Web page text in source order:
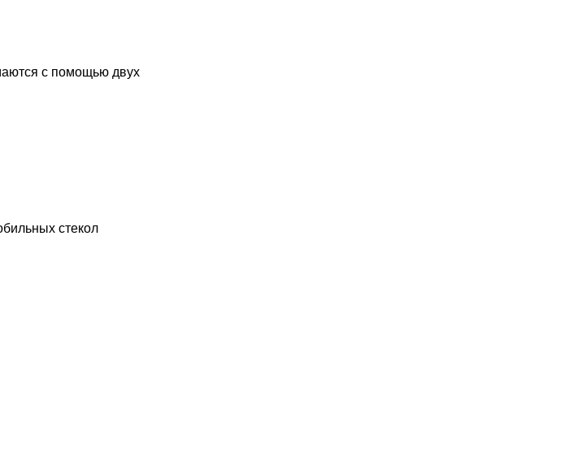
с помощью двух
стекол